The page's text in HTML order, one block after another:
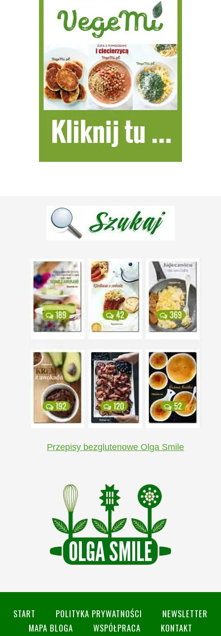
Przepisy bezglutenowe Olga Smile
START POLITYKA PRYWATNOŚCI
NEWSLETTER
MAPA BLOGA
WSPÓŁPRACA
KONTAKT